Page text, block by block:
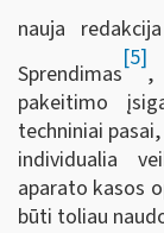
nauja
Sprendimas
[5]
,
pakeitimo
techniniai
individualia
aparato kasos
būti toliau